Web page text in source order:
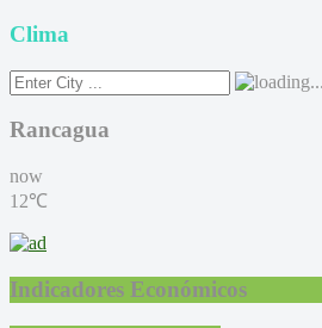
Clima
Rancagua
now
12℃
Indicadores Económicos